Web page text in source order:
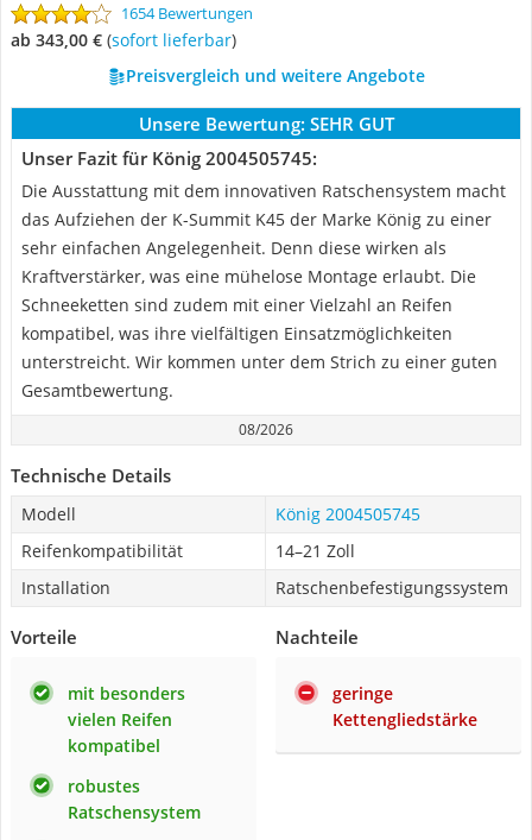
1654 Bewertungen
ab 343,00 € ( Sofort lieferbar)
Preisvergleich und weitere Angebote
Unsere Bewertung: SEHR GUT
Unser Fazit für König 2004505745:
Die Ausstattung mit dem innovativen Ratschensystem macht
das Aufziehen der K-Summit K45 der Marke König zu einer
sehr einfachen Angelegenheit. Denn diese wirken als
Kraftverstärker, was eine mühelose Montage erlaubt. Die
Schneeketten sind zudem mit einer Vielzahl an Reifen
kompatibel, was ihre vielfältigen Einsatzmöglichkeiten
unterstreicht. Wir kommen unter dem Strich zu einer guten
Gesamtbewertung.
08/2026
Technische Details
Modell
König 2004505745
Reifenkompatibilität
14–21 Zoll
Installation
Ratschenbefestigungssystem
Vorteile
mit besonders
vielen Reifen
kompatibel
robustes
Ratschensystem
Nachteile
geringe
Kettengliedstärke